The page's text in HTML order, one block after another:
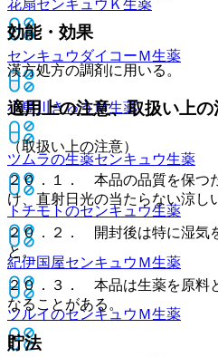
花扇センキュウＫ生薬
センキュウダイコーＭ生薬
小島川きゅうＭ生薬
ツムラの生薬センキュウ生薬
トチモトのセンキュウ生薬
紀伊国屋センキュウＭ生薬
ツルイのセンキュウＭ生薬
効能・効果
漢方処方の調剤に用いる。
適用上の注意、取扱い上の
（取扱い上の注意）
２０．１． 本品の品質を保つ
け、直射日光の当たらない涼し
２０．２． 開封後は特に湿気
と。
２０．３． 本品は生薬を原料
なることがある。
貯法